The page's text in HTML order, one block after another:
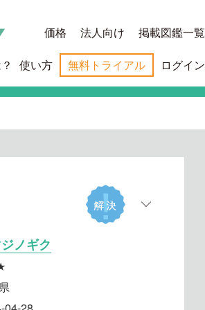
価格 法人向け 掲載図鑑一覧
使い方 無料トライアル ログイン
ノギク